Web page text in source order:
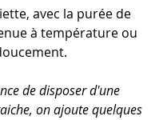
avec la purée de
à température ou
de disposer d'une
on ajoute quelques